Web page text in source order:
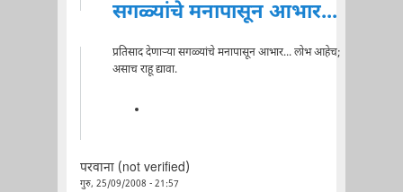
सगळ्यांचे मनापासून आभार...
प्रतिसाद देणाऱ्या सगळ्यांचे मनापासून आभार... लोभ आहेच;
असाच राहू द्यावा.
परवाना (not verified)
गुरु, 25/09/2008 - 21:57